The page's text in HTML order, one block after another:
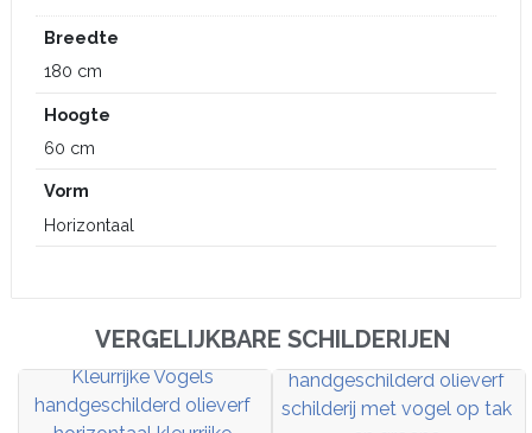
Breedte
180 cm
Hoogte
60 cm
Vorm
Horizontaal
VERGELIJKBARE SCHILDERIJEN